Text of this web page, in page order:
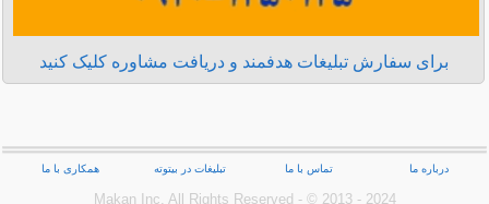
برای سفارش تبلیغات هدفمند و دریافت مشاوره کلیک کنید
درباره ما تماس با ما تبلیغات در بیتوته همکاری با ما
Makan Inc.‎ All Rights Reserved - © 2013 - 2024